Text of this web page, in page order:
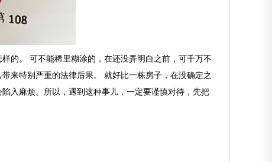
的。 可不能稀里糊涂的，在还没弄明白之前，可千万不
来特别严重的法律后果。 就好比一栋房子，在没确定之
入麻烦。所以，遇到这种事儿，一定要谨慎对待，先把